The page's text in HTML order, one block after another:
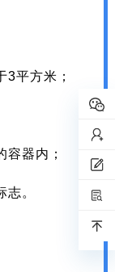
3平方米；
器内；
。